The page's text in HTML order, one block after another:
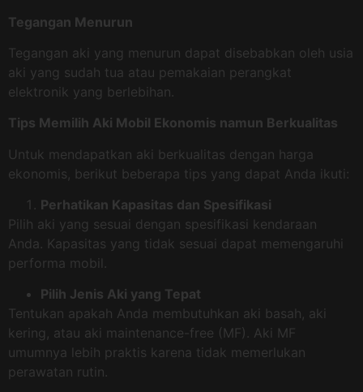
Tegangan Menurun
Tegangan aki yang menurun dapat disebabkan oleh usia
aki yang sudah tua atau pemakaian perangkat
elektronik yang berlebihan.
Tips Memilih Aki Mobil Ekonomis namun Berkualitas
Untuk mendapatkan aki berkualitas dengan harga
ekonomis, berikut beberapa tips yang dapat Anda ikuti:
Perhatikan Kapasitas dan Spesifikasi
Pilih aki yang sesuai dengan spesifikasi kendaraan
Anda. Kapasitas yang tidak sesuai dapat memengaruhi
performa mobil.
Pilih Jenis Aki yang Tepat
Tentukan apakah Anda membutuhkan aki basah, aki
kering, atau aki maintenance-free (MF). Aki MF
umumnya lebih praktis karena tidak memerlukan
perawatan rutin.